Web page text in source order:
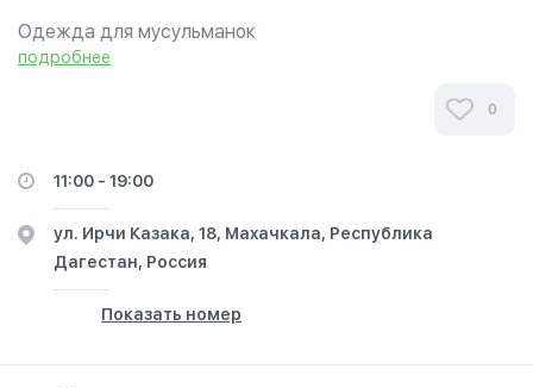
Одежда для мусульманок
Махачкале .Ознакомьтесь с мнениями наших клиентов.
магазином. Выражайте свой стиль с нами.
подробнее
0
11:00 - 19:00
ул. Ирчи Казака, 18, Махачкала, Республика
Дагестан, Россия
Показать номер